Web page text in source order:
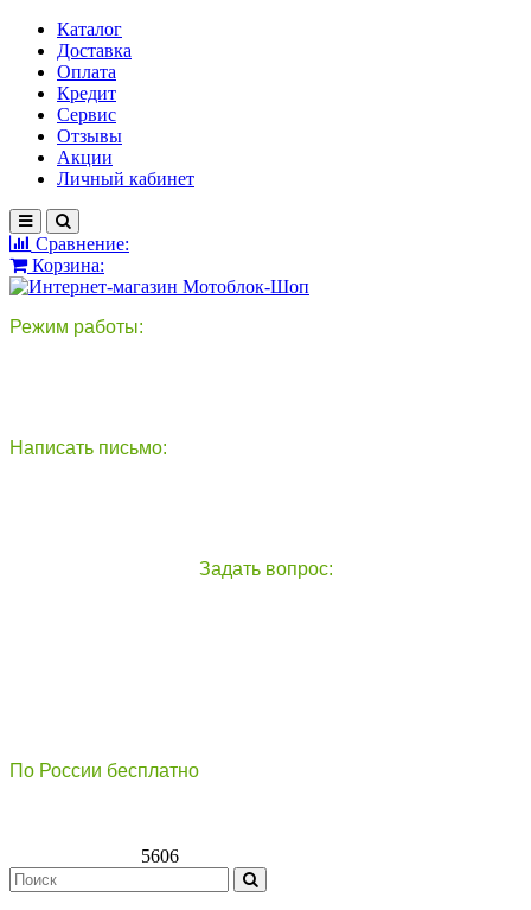
Каталог
Доставка
Оплата
Кредит
Сервис
Отзывы
Акции
Личный кабинет
Сравнение:
Корзина:
Режим работы:
Написать письмо:
Задать вопрос:
По России бесплатно
5606